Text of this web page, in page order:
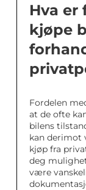
Hva er
kjøpe
Fordelen
at de ofte
bilens
kan derimot
kjøp fra
deg
være